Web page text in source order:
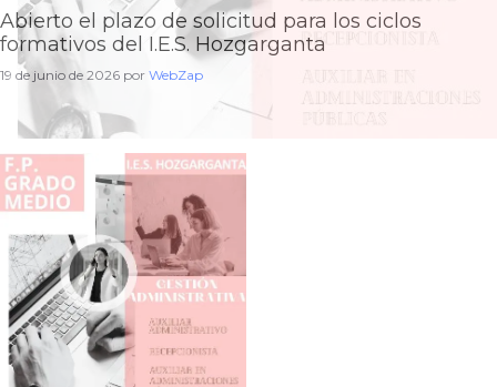
Abierto el plazo de solicitud para los ciclos
formativos del I.E.S. Hozgarganta
19 de junio de 2026 por WebZap